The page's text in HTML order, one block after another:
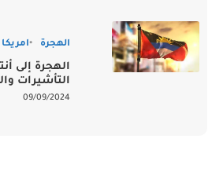
الهجرة امريكا
الهجرة إلى
التأشيرات
09/09/2024